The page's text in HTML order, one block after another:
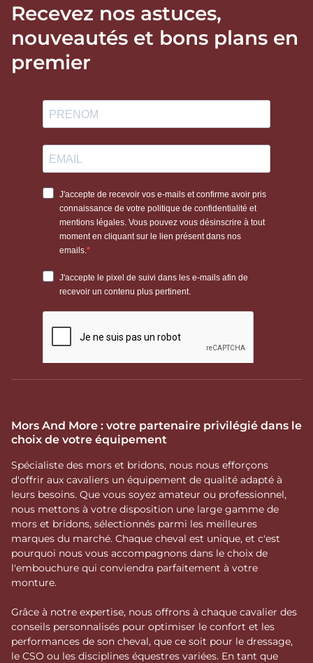
Recevez nos astuces,
nouveautés et bons plans en
premier
Mors And More : votre partenaire privilégié dans le
choix de votre équipement
Spécialiste des mors et bridons, nous nous efforçons
d'offrir aux cavaliers un équipement de qualité adapté à
leurs besoins. Que vous soyez amateur ou professionnel,
nous mettons à votre disposition une large gamme de
mors et bridons, sélectionnés parmi les meilleures
marques du marché. Chaque cheval est unique, et c'est
pourquoi nous vous accompagnons dans le choix de
l'embouchure qui conviendra parfaitement à votre
monture.
Grâce à notre expertise, nous offrons à chaque cavalier des
conseils personnalisés pour optimiser le confort et les
performances de son cheval, que ce soit pour le dressage,
le CSO ou les disciplines équestres variées. En tant que